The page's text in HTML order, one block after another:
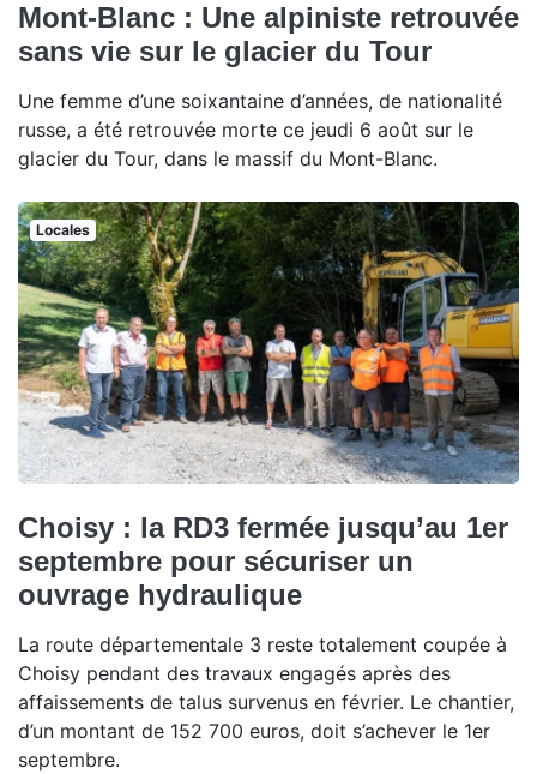
Mont-Blanc : Une alpiniste retrouvée
sans vie sur le glacier du Tour
Une femme d’une soixantaine d’années, de nationalité
russe, a été retrouvée morte ce jeudi 6 août sur le
glacier du Tour, dans le massif du Mont-Blanc.
Locales
Choisy : la RD3 fermée jusqu’au 1er
septembre pour sécuriser un
ouvrage hydraulique
La route départementale 3 reste totalement coupée à
Choisy pendant des travaux engagés après des
affaissements de talus survenus en février. Le chantier,
d’un montant de 152 700 euros, doit s’achever le 1er
septembre.